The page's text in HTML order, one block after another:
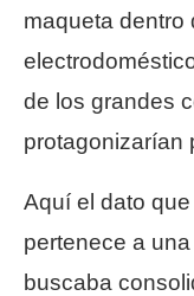
maqueta dentro
de los grandes
protagonizarían
Aquí el dato
pertenece a
buscaba